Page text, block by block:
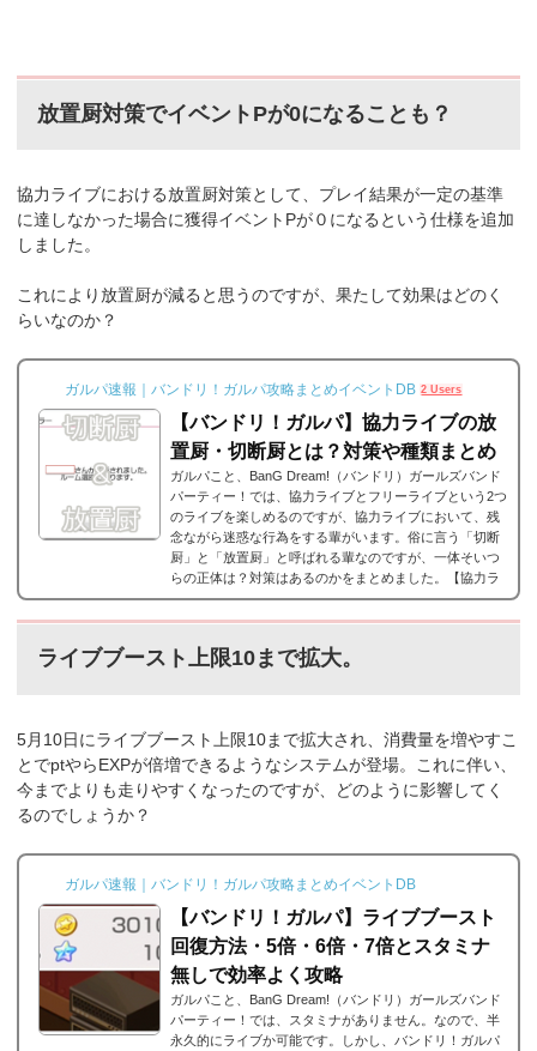
放置厨対策でイベントPが0になることも？
協力ライブにおける放置厨対策として、プレイ結果が一定の基準
に達しなかった場合に獲得イベントPが０になるという仕様を追加
しました。
これにより放置厨が減ると思うのですが、果たして効果はどのく
らいなのか？
ガルパ速報｜バンドリ！ガルパ攻略まとめイベントDB 2 Users
【バンドリ！ガルパ】協力ライブの放
置厨・切断厨とは？対策や種類まとめ
ガルパこと、BanG Dream!（バンドリ）ガールズバンド
パーティー！では、協力ライブとフリーライブという2つ
のライブを楽しめるのですが、協力ライブにおいて、残
念ながら迷惑な行為をする輩がいます。俗に言う「切断
厨」と「放置厨」と呼ばれる輩なのですが、一体そいつ
らの正体は？対策はあるのかをまとめました。【協力ラ
イブの天敵！？】切断厨と放置厨それでは、ガルパの協
力ライブに登場する切断厨と放置厨についてまとめてい
ライブができて、スコアも稼ぎやすいし、かけらも...
ライブブースト上限10まで拡大。
5月10日にライブブースト上限10まで拡大され、消費量を増やすこ
とでptやらEXPが倍増できるようなシステムが登場。これに伴い、
今までよりも走りやすくなったのですが、どのように影響してく
るのでしょうか？
ガルパ速報｜バンドリ！ガルパ攻略まとめイベントDB
【バンドリ！ガルパ】ライブブースト
回復方法・5倍・6倍・7倍とスタミナ
無しで効率よく攻略
ガルパこと、BanG Dream!（バンドリ）ガールズバンド
パーティー！では、スタミナがありません。なので、半
永久的にライブか可能です。しかし、バンドリ！ガルパ